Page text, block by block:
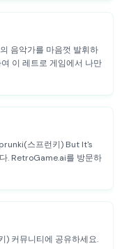
음악가를 마음껏 발휘하
이 레트로 게임에서 나만
스프런키) But It's
. RetroGame.ai를 방문하
) 커뮤니티에 공유하세요.